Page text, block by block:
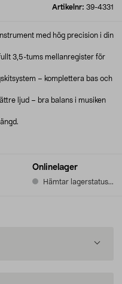
Artikelnr: 39-4331
Onlinelager
Hämtar lagerstatus...
med hög precision i din
3,5-tums mellanregister för
– komplettera bas och
ljud – bra balans i musiken